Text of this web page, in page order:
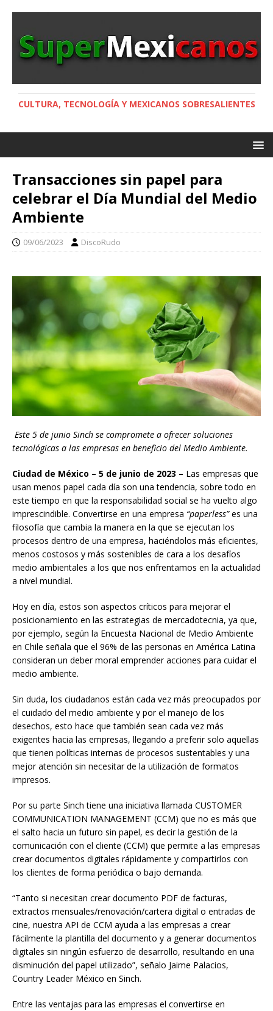
CULTURA, TECNOLOGÍA Y MEXICANOS SOBRESALIENTES
Transacciones sin papel para
celebrar el Día Mundial del Medio
Ambiente
09/06/2023 DiscoRudo
Este 5 de junio Sinch se compromete a ofrecer soluciones
tecnológicas a las empresas en beneficio del Medio Ambiente.
Ciudad de México – 5 de junio de 2023 – Las empresas que
usan menos papel cada día son una tendencia, sobre todo en
este tiempo en que la responsabilidad social se ha vuelto algo
imprescindible. Convertirse en una empresa “paperless”es una
filosofía que cambia la manera en la que se ejecutan los
procesos dentro de una empresa, haciéndolos más eficientes,
menos costosos y más sostenibles de cara a los desafíos
medio ambientales a los que nos enfrentamos en la actualidad
a nivel mundial.
Hoy en día, estos son aspectos críticos para mejorar el
posicionamiento en las estrategias de mercadotecnia, ya que,
por ejemplo, según la Encuesta Nacional de Medio Ambiente
en Chile señala que el 96% de las personas en América Latina
consideran un deber moral emprender acciones para cuidar el
medio ambiente.
Sin duda, los ciudadanos están cada vez más preocupados por
el cuidado del medio ambiente y por el manejo de los
desechos, esto hace que también sean cada vez más
exigentes hacia las empresas, llegando a preferir solo aquellas
que tienen políticas internas de procesos sustentables y una
mejor atención sin necesitar de la utilización de formatos
impresos.
Por su parte Sinch tiene una iniciativa llamada CUSTOMER
COMMUNICATION MANAGEMENT (CCM) que no es más que
el salto hacia un futuro sin papel, es decir la gestión de la
comunicación con el cliente (CCM) que permite a las empresas
crear documentos digitales rápidamente y compartirlos con
los clientes de forma periódica o bajo demanda.
“Tanto si necesitan crear documento PDF de facturas,
extractos mensuales/renovación/cartera digital o entradas de
cine, nuestra API de CCM ayuda a las empresas a crear
fácilmente la plantilla del documento y a generar documentos
digitales sin ningún esfuerzo de desarrollo, resultando en una
disminución del papel utilizado”, señalo Jaime Palacios,
Country Leader México en Sinch.
Entre las ventajas para las empresas el convertirse en